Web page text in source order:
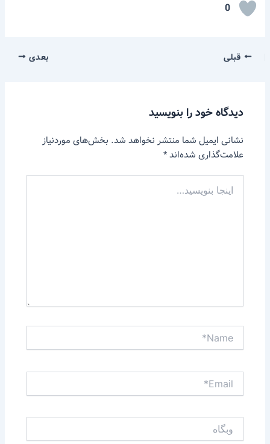
0
قبلی بعدی
دیدگاه‌ خود را بنویسید
نشانی ایمیل شما منتشر نخواهد شد. بخش‌های موردنیاز
علامت‌گذاری شده‌اند*
بنویسید…
Email*